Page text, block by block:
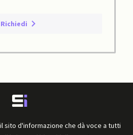
Richiedi
sito d'informazione che dà voce a tutti